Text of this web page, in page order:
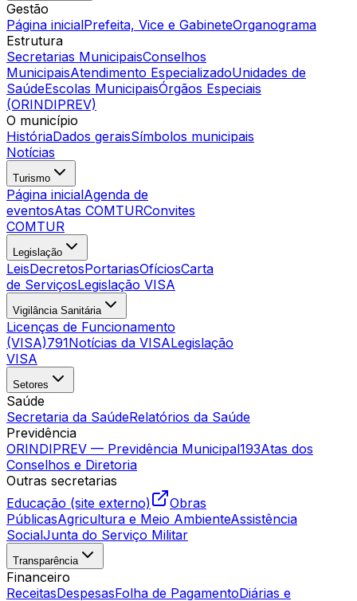
Gestão
Página inicialPrefeita, Vice e GabineteOrganograma
Estrutura
Secretarias MunicipaisConselhos
MunicipaisAtendimento EspecializadoUnidades de
SaúdeEscolas MunicipaisÓrgãos Especiais
(ORINDIPREV)
O município
HistóriaDados geraisSímbolos municipais
Notícias
Turismo
Página inicialAgenda de
eventosAtas COMTURConvites
COMTUR
Legislação
LeisDecretosPortariasOfíciosCarta
de ServiçosLegislação VISA
Vigilância Sanitária
Licenças de Funcionamento
(VISA)791Notícias da VISALegislação
VISA
Setores
Saúde
Secretaria da SaúdeRelatórios da Saúde
Previdência
ORINDIPREV — Previdência Municipal193Atas dos
Conselhos e Diretoria
Outras secretarias
Educação (site externo)
Obras
PúblicasAgricultura e Meio AmbienteAssistência
SocialJunta do Serviço Militar
Transparência
Financeiro
ReceitasDespesasFolha de PagamentoDiárias e